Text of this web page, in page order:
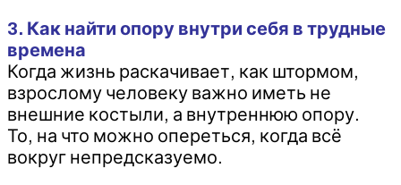
3. Как найти опору внутри себя в трудные
времена
Когда жизнь раскачивает, как штормом,
взрослому человеку важно иметь не
внешние костыли, а внутреннюю опору.
То, на что можно опереться, когда всё
вокруг непредсказуемо.